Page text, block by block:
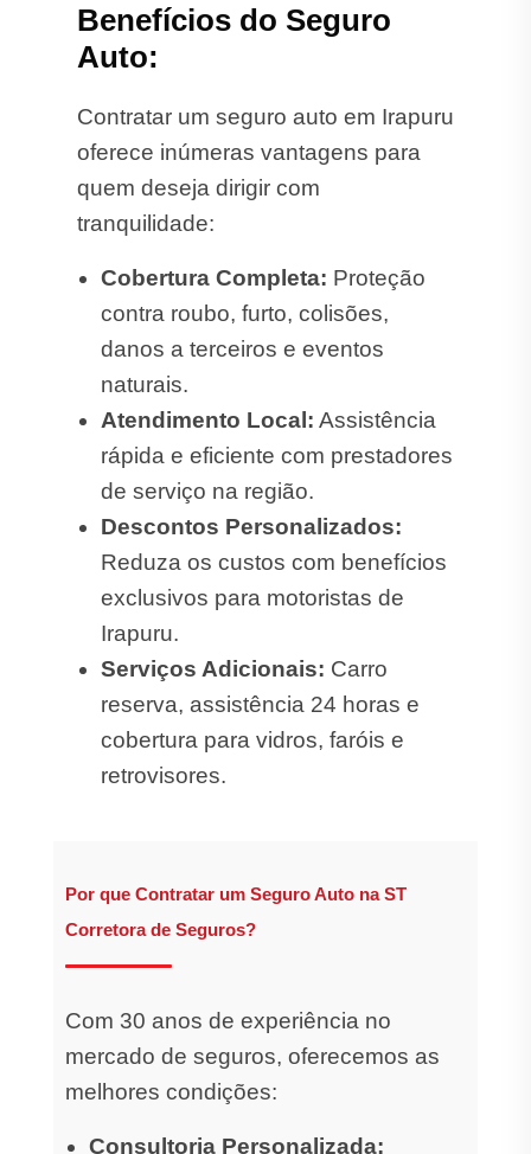
Benefícios do Seguro
Auto:
Contratar um seguro auto em Irapuru
oferece inúmeras vantagens para
quem deseja dirigir com
tranquilidade:
Cobertura Completa: Proteção
contra roubo, furto, colisões,
danos a terceiros e eventos
naturais.
Atendimento Local: Assistência
rápida e eficiente com prestadores
de serviço na região.
Descontos Personalizados:
Reduza os custos com benefícios
exclusivos para motoristas de
Irapuru.
Serviços Adicionais: Carro
reserva, assistência 24 horas e
cobertura para vidros, faróis e
retrovisores.
Por que Contratar um Seguro Auto na ST
Corretora de Seguros?
Com 30 anos de experiência no
mercado de seguros, oferecemos as
melhores condições:
Consultoria Personalizada: